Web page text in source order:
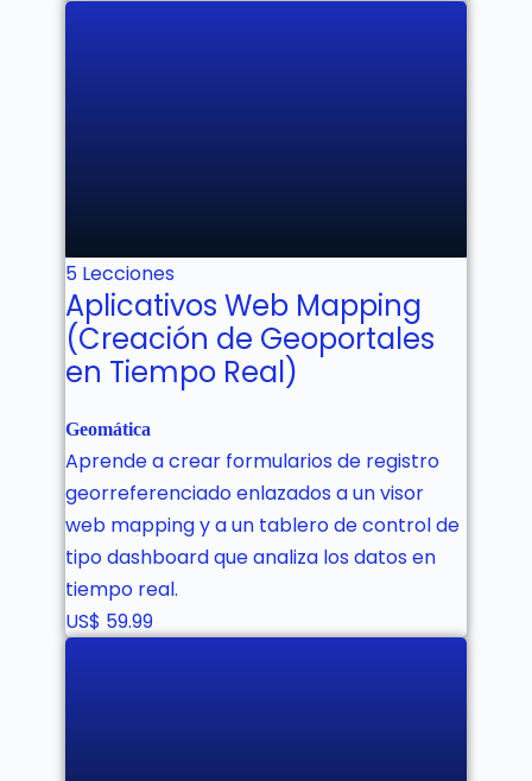
5 Lecciones
Aplicativos Web Mapping
(Creación de Geoportales
en Tiempo Real)
Geomática
Aprende a crear formularios de registro
georreferenciado enlazados a un visor
web mapping y a un tablero de control de
tipo dashboard que analiza los datos en
tiempo real.
US$ 59.99